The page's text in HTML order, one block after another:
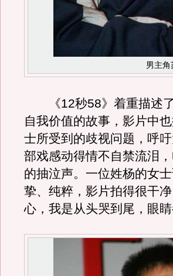
男主角
《12秒58》着重描述了
自我价值的故事，影片中
士所受到的歧视问题，呼
部戏感动得情不自禁流泪
的抽泣声。一位姓杨的女
挚、纯粹，影片拍得很干
心，我是从头哭到尾，眼